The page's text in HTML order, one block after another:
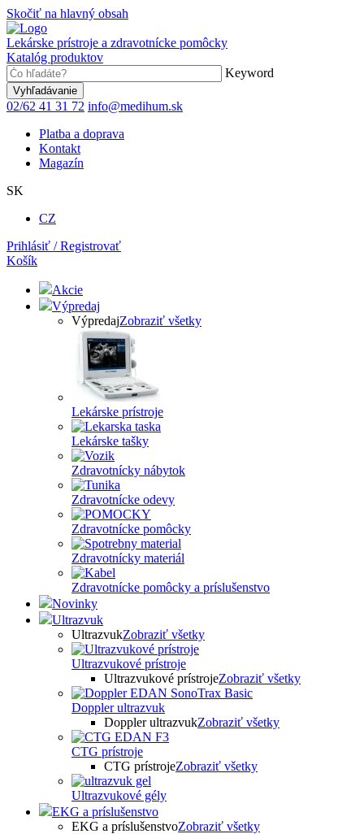
Skočiť na hlavný obsah
Lekárske prístroje a zdravotnícke pomôcky
Katalóg produktov
Keyword
02/62 41 31 72 info@medihum.sk
Platba a doprava
Kontakt
Magazín
SK
CZ
Prihlásiť / Registrovať
Košík
Akcie
Výpredaj
VýpredajZobraziť všetky
Lekárske prístroje
Lekárske tašky
Zdravotnícky nábytok
Zdravotnícke odevy
Zdravotnícke pomôcky
Zdravotnícky materiál
Zdravotnícke pomôcky a príslušenstvo
Novinky
Ultrazvuk
UltrazvukZobraziť všetky
Ultrazvukové prístroje
Ultrazvukové prístrojeZobraziť všetky
Doppler ultrazvuk
Doppler ultrazvukZobraziť všetky
CTG prístroje
CTG prístrojeZobraziť všetky
Ultrazvukové gély
EKG a príslušenstvo
EKG a príslušenstvoZobraziť všetky